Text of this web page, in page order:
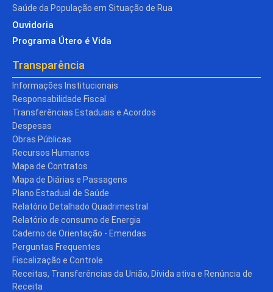
Saúde da População em Situação de Rua
Ouvidoria
Programa Útero é Vida
Transparência
Informações Institucionais
Responsabilidade Fiscal
Transferências Estaduais e Acordos
Despesas
Obras Públicas
Recursos Humanos
Mapa de Contratos
Mapa de Diárias e Passagens
Plano Estadual de Saúde
Relatório Detalhado Quadrimestral
Relatório de consumo de Energia
Caderno de Orientação - Emendas
Perguntas Frequentes
Fiscalização e Controle
Receitas, Transferências da União, Dívida ativa e Renúncia de
Receita